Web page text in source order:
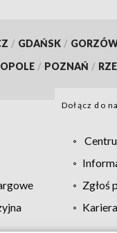
/ GDAŃSK /
OPOLE / POZNAŃ /
Dołącz do
Zgłoś